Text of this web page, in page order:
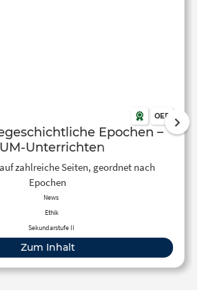
OER
Epochen –
Unterrichten
zahlreiche Seiten, geordnet nach
Epochen
News
Ethik
Sekundarstufe II
Zum Inhalt